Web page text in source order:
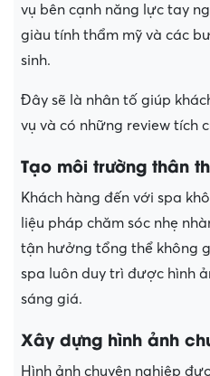
vụ bên cạnh năng lực tay
giàu tính thẩm mỹ và các
sinh.
Đây sẽ là nhân tố giúp
vụ và có những review tích
Tạo môi trường thân
Khách hàng đến với spa
liệu pháp chăm sóc nhẹ
tận hưởng tổng thể không
spa luôn duy trì được hình
sáng giá.
Xây dựng hình ảnh
Hình ảnh chuyên nghiệp